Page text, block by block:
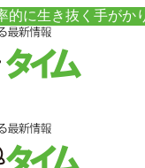
に生き抜く手がか